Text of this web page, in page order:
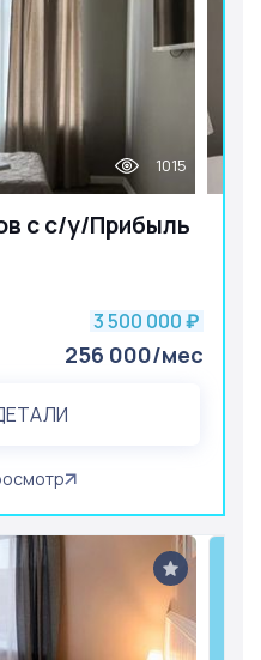
с с/у/Прибыль
1015
3 500 000 ₽
256 000/мес